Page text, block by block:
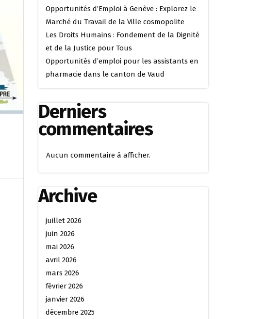
Opportunités d’Emploi à Genève : Explorez le
Marché du Travail de la Ville cosmopolite
Les Droits Humains : Fondement de la Dignité
et de la Justice pour Tous
Opportunités d’emploi pour les assistants en
pharmacie dans le canton de Vaud
Derniers
commentaires
Aucun commentaire à afficher.
Archive
juillet 2026
juin 2026
mai 2026
avril 2026
mars 2026
février 2026
janvier 2026
décembre 2025